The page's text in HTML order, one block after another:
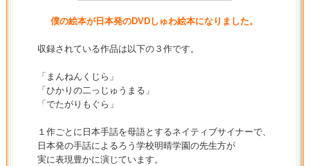
僕の絵本が日本発のDVDしゅわ絵本になりました。
収録されている作品は以下の３作です。
「まんねんくじら」
「ひかりの二っじゅうまる」
「でたがりもぐら」
１作ごとに日本手話を母語とするネイティブサイナーで、
日本発の手話によるろう学校明晴学園の先生方が
実に表現豊かに演じています。